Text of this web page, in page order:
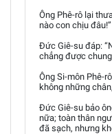
Ông Phê-rô lại
nào con chịu đâu!”
Đức Giê-su đáp:
chẳng được chung
Ông Si-môn Phê-
không những
Đức Giê-su bảo
nữa; toàn thân
đã sạch, nhưng